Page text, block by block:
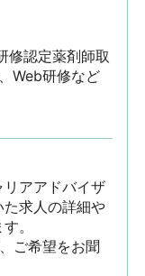
修認定薬剤師取
Web研修など
アアドバイザ
求人の詳細や
。
ご希望をお聞